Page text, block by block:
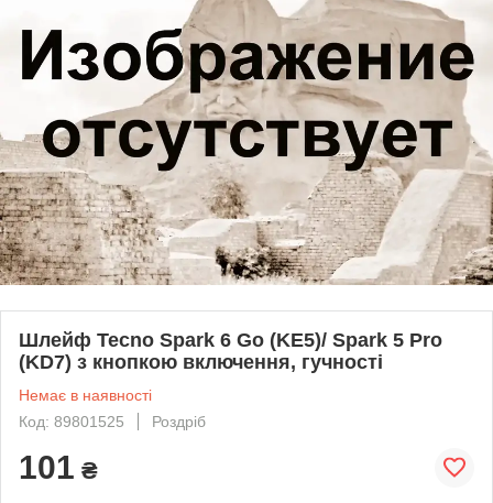
Шлейф Tecno Spark 6 Go (KE5)/ Spark 5 Pro
(KD7) з кнопкою включення, гучності
Немає в наявності
Код: 89801525
Роздріб
101 ₴